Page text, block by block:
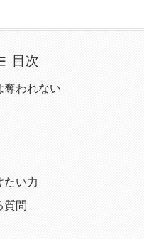
目次
奪われない
たい力
質問